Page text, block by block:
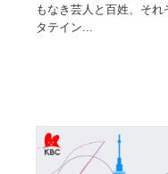
もなき芸人と百姓、そ
タテイン...